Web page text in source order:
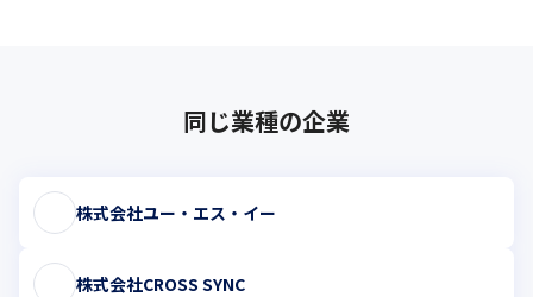
同じ業種の企業
株式会社ユー・エス・イー
株式会社CROSS SYNC